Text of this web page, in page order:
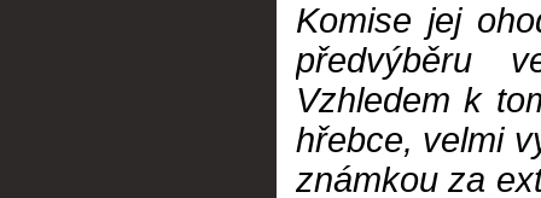
Komise jej
předvýběru
Vzhledem k
hřebce, velmi
známkou za